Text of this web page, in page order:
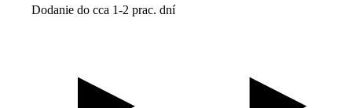
Dodanie do cca 1-2 prac. dní